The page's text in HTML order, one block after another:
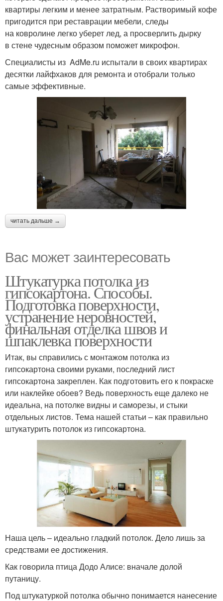
квартиры легким и менее затратным. Растворимый кофе
пригодится при реставрации мебели, следы
на ковролине легко уберет лед, а просверлить дырку
в стене чудесным образом поможет микрофон.
Специалисты из AdMe.ru испытали в своих квартирах
десятки лайфхаков для ремонта и отобрали только
самые эффективные.
читать дальше →
Вас может заинтересовать
Штукатурка потолка из
гипсокартона. Способы.
Подготовка поверхности,
устранение неровностей,
финальная отделка швов и
шпаклевка поверхности
Итак, вы справились с монтажом потолка из
гипсокартона своими руками, последний лист
гипсокартона закреплен. Как подготовить его к покраске
или наклейке обоев? Ведь поверхность еще далеко не
идеальна, на потолке видны и саморезы, и стыки
отдельных листов. Тема нашей статьи – как правильно
штукатурить потолок из гипсокартона.
Наша цель – идеально гладкий потолок. Дело лишь за
средствами ее достижения.
Как говорила птица Додо Алисе: вначале долой
путаницу.
Под штукатуркой потолка обычно понимается нанесение